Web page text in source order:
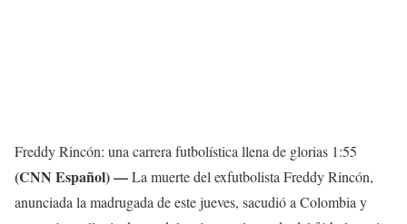
Freddy Rincón: una carrera futbolística llena de glorias 1:55
(CNN Español) —La muerte del exfutbolista Freddy Rincón,
anunciada la madrugada de este jueves, sacudió a Colombia y